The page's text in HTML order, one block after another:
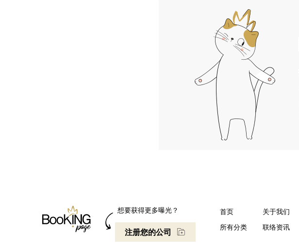
想要获得更多曝光？
注册您的公司
首页
关于我们
所有分类
联络资讯